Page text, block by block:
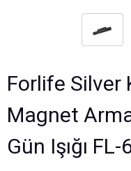
Forlife Silver
Magnet
Gün Işığı